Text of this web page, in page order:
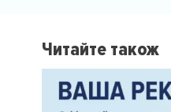
Читайте також